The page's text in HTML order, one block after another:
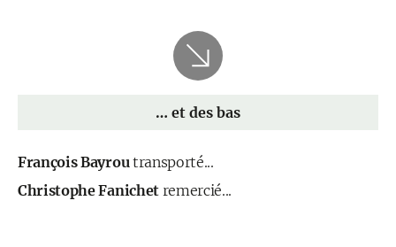
… et des bas
François Bayroutransporté...
Christophe Fanichetremercié...